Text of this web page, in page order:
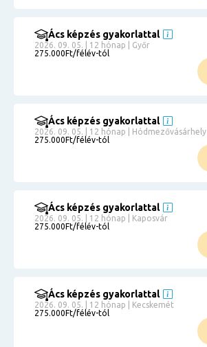
Ács képzés gyakorlattal
2026. 09. 05. | 12 hónap | Győr
275.000Ft/félév-tól
Ács képzés gyakorlattal
2026. 09. 05. | 12 hónap | Hódmezővásárhely
275.000Ft/félév-tól
Ács képzés gyakorlattal
2026. 09. 05. | 12 hónap | Kaposvár
275.000Ft/félév-tól
Ács képzés gyakorlattal
2026. 09. 05. | 12 hónap | Kecskemét
275.000Ft/félév-tól